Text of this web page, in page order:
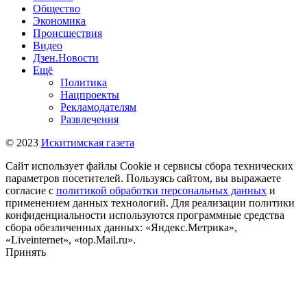
Общество
Экономика
Происшествия
Видео
Дзен.Новости
Ещё
Политика
Нацпроекты
Рекламодателям
Развлечения
© 2023 Искитимская газета
Сайт использует файлы Cookie и сервисы сбора технических
параметров посетителей. Пользуясь сайтом, вы выражаете
согласие с политикой обработки персональных данных и
применением данных технологий. Для реализации политики
конфиденциальности используются программные средства
сбора обезличенных данных: «Яндекс.Метрика»,
«Liveinternet», «top.Mail.ru».
Принять